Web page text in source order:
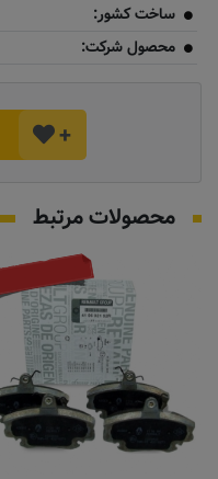
ساخت کشور:
محصول شرکت:
+
محصولات مرتبط
تماس بگیرید